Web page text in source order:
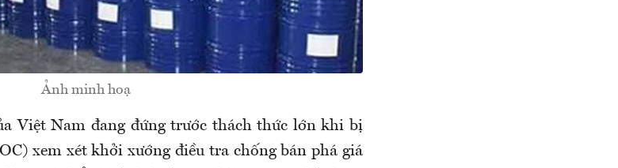
Ảnh minh hoạ
Việt Nam đang đứng trước thách thức lớn khi bị
xem xét khởi xướng điều tra chống bán phá giá